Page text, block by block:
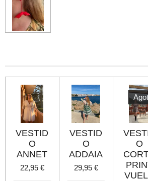
VESTID
O
ANNET
22,95 €
VESTID
O
ADDAIA
29,95 €
O